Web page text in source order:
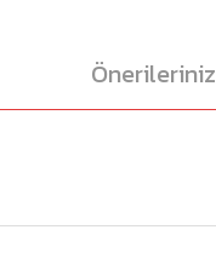
Önerileriniz